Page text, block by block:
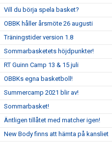
Vill du börja spela basket?
OBBK håller årsmöte 26 augusti
Träningstider version 1.8
Sommarbasketets höjdpunkter!
RT Guinn Camp 13 & 15 juli
OBBKs egna basketboll!
Summercamp 2021 blir av!
Sommarbasket!
Äntligen tillåtet med matcher igen!
New Body finns att hämta på kansliet